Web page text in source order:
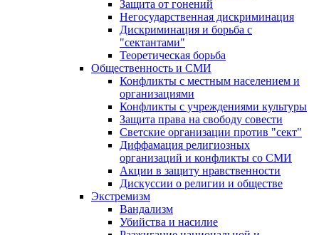
Защита от гонений
Негосударственная дискриминация
Дискриминация и борьба с
"сектантами"
Теоретическая борьба
Общественность и СМИ
Конфликты с местным населением и
организациями
Конфликты с учреждениями культуры
Защита права на свободу совести
Светские организации против "сект"
Диффамация религиозных
организаций и конфликты со СМИ
Акции в защиту нравственности
Дискуссии о религии и обществе
Экстремизм
Вандализм
Убийства и насилие